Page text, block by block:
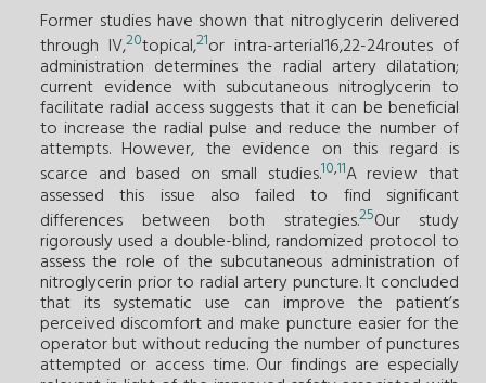
Former studies have shown that nitroglycerin delivered
through IV,20topical,21or intra-arterial16,22-24routes of
administration determines the radial artery dilatation;
current evidence with subcutaneous nitroglycerin to
facilitate radial access suggests that it can be beneficial
to increase the radial pulse and reduce the number of
attempts. However, the evidence on this regard is
scarce and based on small studies.10,11A review that
assessed this issue also failed to find significant
differences between both strategies.25Our study
rigorously used a double-blind, randomized protocol to
assess the role of the subcutaneous administration of
nitroglycerin prior to radial artery puncture. It concluded
that its systematic use can improve the patient’s
perceived discomfort and make puncture easier for the
operator but without reducing the number of punctures
attempted or access time. Our findings are especially